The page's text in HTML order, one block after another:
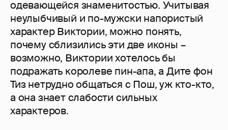
одевающейся знаменитостью. Учитывая
неулыбчивый и по-мужски напористый
характер Виктории, можно понять,
почему сблизились эти две иконы –
возможно, Виктории хотелось бы
подражать королеве пин-апа, а Дите фон
Тиз нетрудно общаться с Пош, уж кто-кто,
а она знает слабости сильных
характеров.